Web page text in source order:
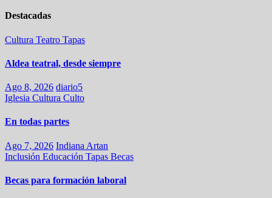
Destacadas
Cultura Teatro Tapas
Aldea teatral, desde siempre
Ago 8, 2026 diario5
Iglesia Cultura Culto
En todas partes
Ago 7, 2026 Indiana Artan
Inclusión Educación Tapas Becas
Becas para formación laboral